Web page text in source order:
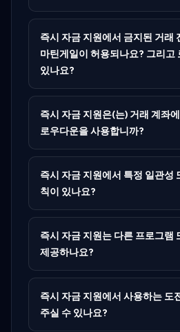
즉시 자금 지원에서 금지된 거래
마틴게일이 허용되나요? 그리고
있나요?
즉시 자금 지원은(는) 거래 계좌
로우다운을 사용합니까?
즉시 자금 지원에서 특정 일관성
칙이 있나요?
즉시 자금 지원는 다른 프로그램
제공하나요?
즉시 자금 지원에서 사용하는 도
주실 수 있나요?